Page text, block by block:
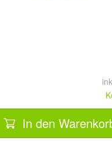
In den